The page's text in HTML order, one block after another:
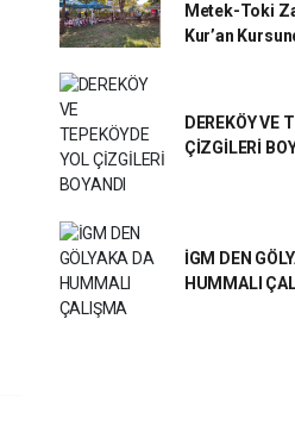
Metek-Toki
Kur’an
DEREKÖY VE
ÇİZGİLERİ
İGM DEN
HUMMALI